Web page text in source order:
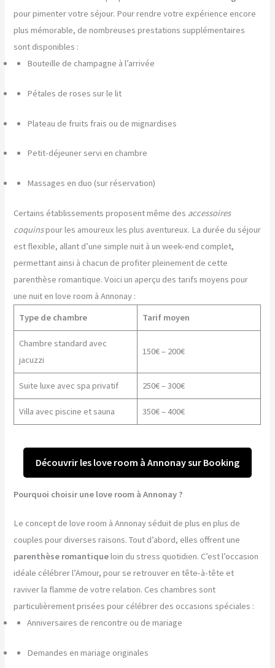
pour pimenter votre séjour. Pour rendre votre expérience encore
plus mémorable, de nombreuses prestations supplémentaires
sont disponibles :
Bouteille de champagne à l’arrivée
Pétales de roses sur le lit
Plateau de fruits frais ou de mignardises
Petit-déjeuner servi en chambre
Massages en duo (sur réservation)
Certains établissements proposent même des accessoires
coquinspour les amoureux les plus aventureux. La durée du séjour
est flexible, allant d’une simple nuit à un week-end complet,
permettant ainsi à chacun de profiter pleinement de cette
parenthèse romantique. Voici un aperçu des tarifs moyens pour
une nuit en love room à Annonay :
Type de chambre
Tarif moyen
Chambre standard avec
jacuzzi
150€ – 200€
Suite luxe avec spa privatif 250€ – 300€
Villa avec piscine et sauna 350€ – 400€
Découvrir les love room à Annonay sur Booking
Pourquoi choisir une love room à Annonay ?
Le concept de love room à Annonay séduit de plus en plus de
couples pour diverses raisons. Tout d’abord, elles offrent une
parenthèse romantiqueloin du stress quotidien. C’est l’occasion
idéale célébrer l’Amour, pour se retrouver en tête-à-tête et
raviver la flamme de votre relation. Ces chambres sont
particulièrement prisées pour célébrer des occasions spéciales :
Anniversaires de rencontre ou de mariage
Demandes en mariage originales